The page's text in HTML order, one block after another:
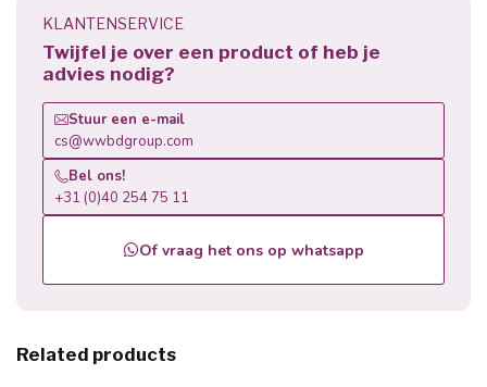
KLANTENSERVICE
Twijfel je over een product of heb je
advies nodig?
Stuur een e-mail
cs@wwbdgroup.com
Bel ons!
+31 (0)40 254 75 11
Of vraag het ons op whatsapp
Related products